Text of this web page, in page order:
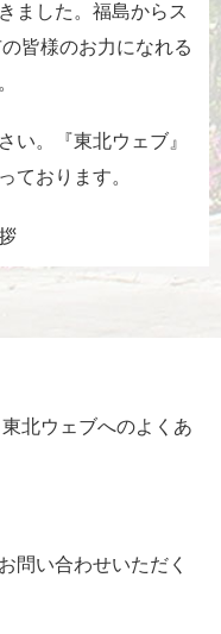
ました。福島からス
皆様のお力になれる
い。『東北ウェブ』
ております。
問い合わせいただく